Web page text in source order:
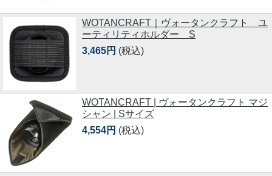
WOTANCRAFT｜ヴォータンクラフト ユ
ーティリティホルダー S
3,465円 (税込)
WOTANCRAFT | ヴォータンクラフト マジ
シャン | Sサイズ
4,554円 (税込)